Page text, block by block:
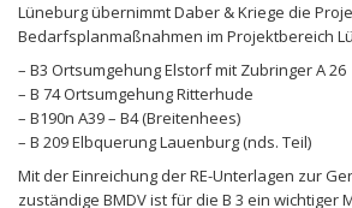
Lüneburg übernimmt Daber & Kriege die
Bedarfsplanmaßnahmen im Projektbereich
– B3 Ortsumgehung Elstorf mit Zubringer A 26
– B 74 Ortsumgehung Ritterhude
– B190n A39 – B4 (Breitenhees)
– B 209 Elbquerung Lauenburg (nds. Teil)
Mit der Einreichung der RE-Unterlagen zur
zuständige BMDV ist für die B 3 ein wichtiger